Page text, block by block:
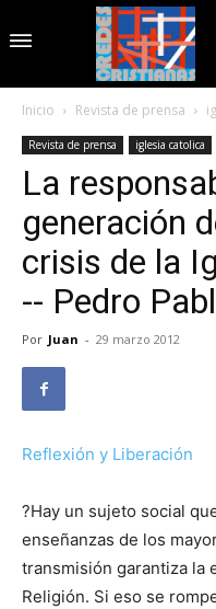
Inicio Revista de prensa
Revista de prensa iglesia catolica
La
generación
crisis de la
-- Pedro
Por Juan - 29 marzo 2012
Reflexión y Liberación
?Hay un sujeto social
enseñanzas de los
transmisión garantiza la
Religión. Si eso se